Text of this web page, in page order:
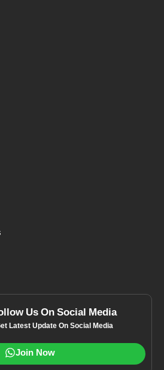
Us On Social Media
Latest Update On Social Media
Join Now